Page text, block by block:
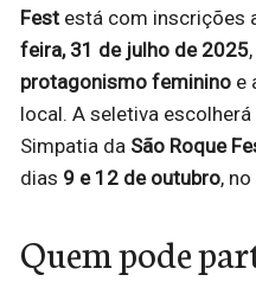
Fest está com inscrições
feira, 31 de julho de 2025
protagonismo feminino e
local. A seletiva escolherá
Simpatia da São Roque
dias 9 e 12 de outubro, no
Quem pode